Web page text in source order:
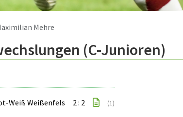
Mehre
(C-Junioren)
Weiß Weißenfels 2 : 2 (1)